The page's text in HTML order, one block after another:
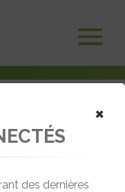
au Salon EnviroPro
×
des dernières